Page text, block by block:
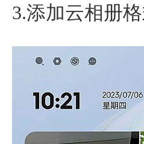
3.添加云相册